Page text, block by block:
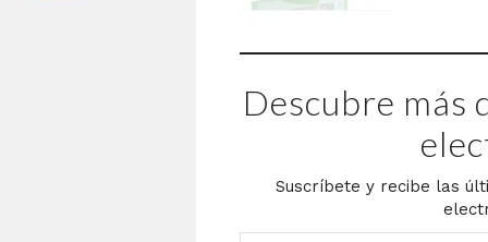
Descubre más
Suscríbete y recibe las
Escribe tu correo electrónico…